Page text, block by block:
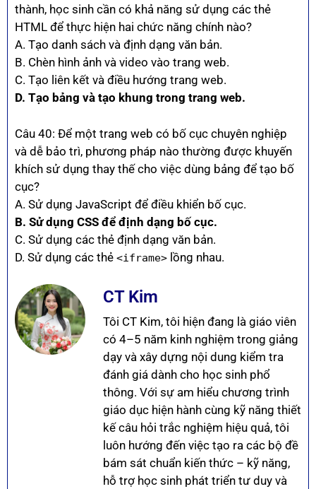
thành, học sinh cần có khả năng sử dụng các thẻ
HTML để thực hiện hai chức năng chính nào?
A. Tạo danh sách và định dạng văn bản.
B. Chèn hình ảnh và video vào trang web.
C. Tạo liên kết và điều hướng trang web.
D. Tạo bảng và tạo khung trong trang web.
Câu 40: Để một trang web có bố cục chuyên nghiệp
và dễ bảo trì, phương pháp nào thường được khuyến
khích sử dụng thay thế cho việc dùng bảng để tạo bố
cục?
A. Sử dụng JavaScript để điều khiển bố cục.
B. Sử dụng CSS để định dạng bố cục.
C. Sử dụng các thẻ định dạng văn bản.
D. Sử dụng các thẻ <iframe> lồng nhau.
CT Kim
Tôi CT Kim, tôi hiện đang là giáo viên
có 4–5 năm kinh nghiệm trong giảng
dạy và xây dựng nội dung kiểm tra
đánh giá dành cho học sinh phổ
thông. Với sự am hiểu chương trình
giáo dục hiện hành cùng kỹ năng thiết
kế câu hỏi trắc nghiệm hiệu quả, tôi
luôn hướng đến việc tạo ra các bộ đề
bám sát chuẩn kiến thức – kỹ năng,
hỗ trợ học sinh phát triển tư duy và